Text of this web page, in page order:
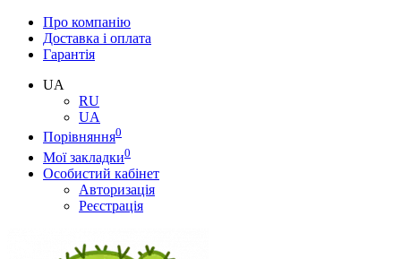
Про компанію
Доставка і оплата
Гарантія
UA
RU
UA
Порівняння0
Мої закладки0
Особистий кабінет
Авторизація
Реєстрація